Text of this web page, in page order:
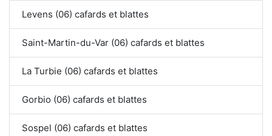
Levens (06) cafards et blattes
Saint-Martin-du-Var (06) cafards et blattes
La Turbie (06) cafards et blattes
Gorbio (06) cafards et blattes
Sospel (06) cafards et blattes